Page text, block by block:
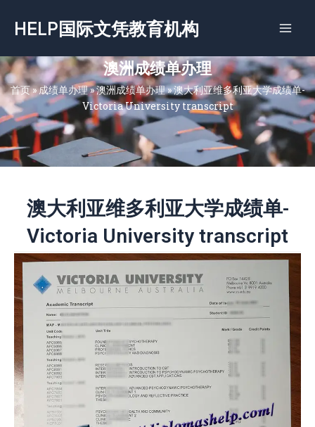
容
HELP国际文凭教育机构
澳洲成绩单办理
首页»成绩单办理»澳洲成绩单办理»澳大利亚维多利亚大学成绩单-
Victoria University transcript
澳大利亚维多利亚大学成绩单-
Victoria University transcript